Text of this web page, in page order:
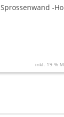
Sprossenwand -
inkl. 19 %